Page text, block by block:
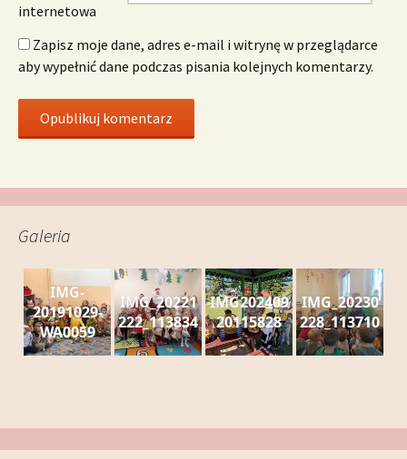
internetowa
Zapisz moje dane, adres e-mail i witrynę w przeglądarce
aby wypełnić dane podczas pisania kolejnych komentarzy.
Galeria
IMG-
20191029-
WA0059
IMG_20221
222_113834
IMG202409
20115828
IMG_20230
228_113710